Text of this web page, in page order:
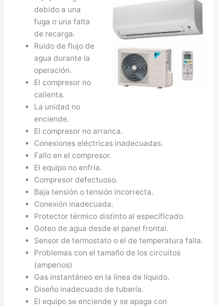
debido a una
fuga o una falta
de recarga.
Ruido de flujo de
agua durante la
operación.
El compresor no
calienta.
La unidad no
enciende.
El compresor no arranca.
Conexiones eléctricas inadecuadas.
Fallo en el compresor.
El equipo no enfría.
Compresor defectuoso.
Baja tensión o tensión incorrecta.
Conexión inadecuada.
Protector térmico distinto al especificado.
Goteo de agua desde el panel frontal.
Sensor de termostato o el de temperatura falla.
Problemas con el tamaño de los circuitos
(amperios)
Gas instantáneo en la línea de líquido.
Diseño inadecuado de tubería.
El equipo se enciende y se apaga con